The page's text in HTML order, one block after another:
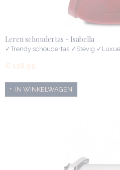
Leren schoudertas - Isabella
✓Trendy schoudertas ✓Stevig
€ 158,99
IN WINKELWAGEN